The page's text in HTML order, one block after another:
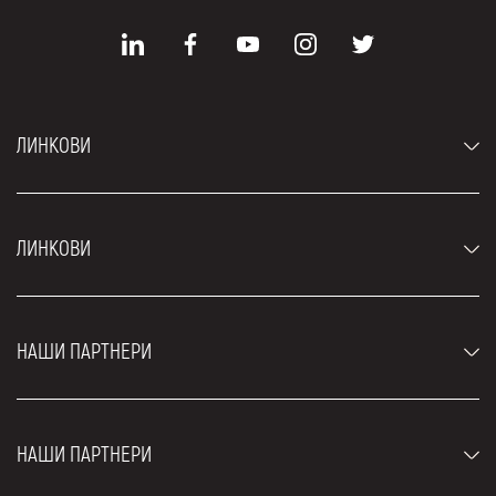
ЛИНКОВИ
Луксузни аутомобили
ЛИНКОВИ
Блог
НАШИ ПАРТНЕРИ
НАШИ ПАРТНЕРИ